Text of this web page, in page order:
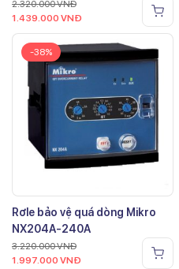
2.320.000VNĐ
1.439.000 VNĐ
-38%
Rơle bảo vệ quá dòng Mikro
NX204A-240A
3.220.000VNĐ
1.997.000 VNĐ